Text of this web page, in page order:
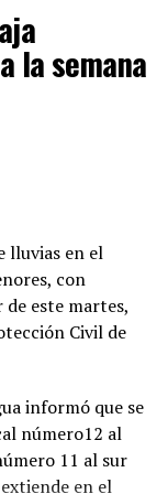
detenido,
investigación
el peritaje
de las
y viviendas
Testigos
la semana
lluvias en el
con
este martes,
Civil de
informó que se
número12 al
11 al sur
en el